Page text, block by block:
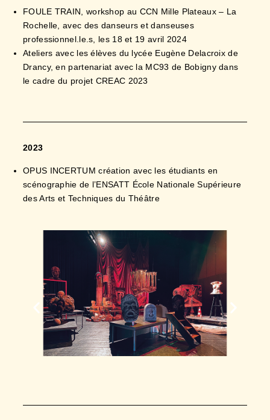
professionnel.le.s, les 18 et 19 avril 2024
Ateliers avec les élèves du lycée Eugène Delacroix de
Drancy, en partenariat avec la MC93 de Bobigny dans
le cadre du projet CREAC 2023
2023
OPUS INCERTUM création avec les étudiants en
des Arts et Techniques du Théâtre
2021